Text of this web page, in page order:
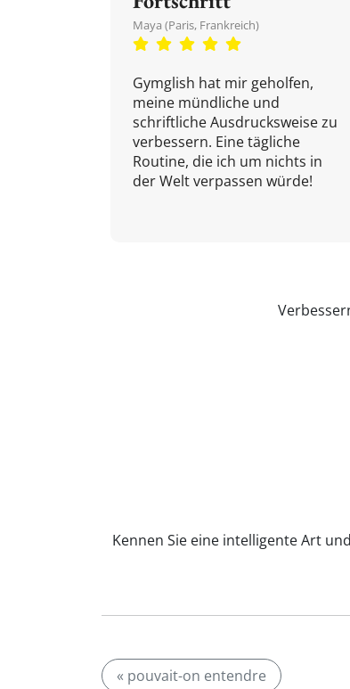
Maya (Paris, Frankreich)
Gymglish hat mir geholfen,
meine mündliche und
schriftliche Ausdrucksweise zu
verbessern. Eine tägliche
Routine, die ich um nichts in
der Welt verpassen würde!
Kennen Sie eine intelligente Art
« pouvait-on entendre